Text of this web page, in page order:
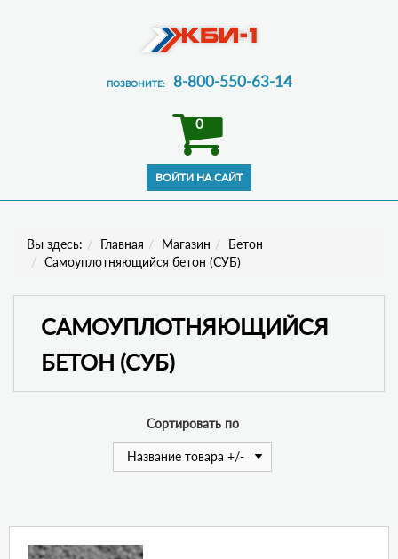
ПОЗВОНИТЕ: 8-800-550-63-14
0
Вы здесь: Главная Магазин
Бетон
Самоуплотняющийся бетон (СУБ)
САМОУПЛОТНЯЮЩИЙСЯ
БЕТОН (СУБ)
Сортировать по
Название товара +/-